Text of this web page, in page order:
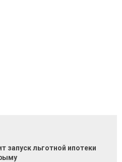
запуск льготной ипотеки